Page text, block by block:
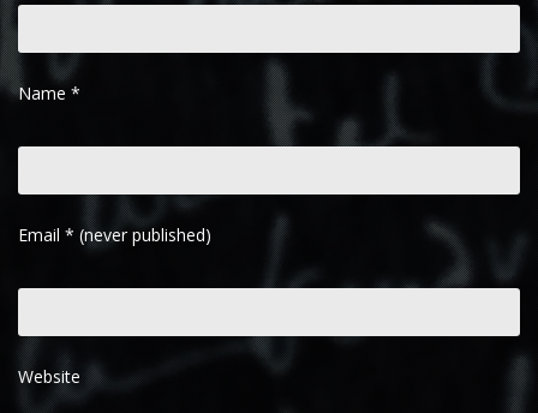
Name *
Email * (never published)
Website